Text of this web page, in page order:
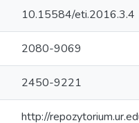
10.15584/eti.2016.3.4
2080-9069
2450-9221
http://